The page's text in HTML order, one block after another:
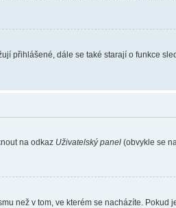
přihlášené, dále se také starají o funkce
na odkaz Uživatelský panel(obvykle se
než v tom, ve kterém se nacházíte. Pokud